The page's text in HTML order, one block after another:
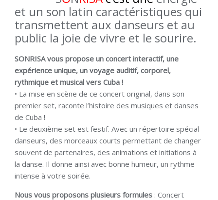
et un son latin caractéristiques qui
transmettent aux danseurs et au
public la joie de vivre et le sourire.
SONRISA vous propose un concert interactif, une
expérience unique, un voyage auditif, corporel,
rythmique et musical vers Cuba !
• La mise en scène de ce concert original, dans son
premier set, raconte l’histoire des musiques et danses
de Cuba !
• Le deuxième set est festif. Avec un répertoire spécial
danseurs, des morceaux courts permettant de changer
souvent de partenaires, des animations et initiations à
la danse. Il donne ainsi avec bonne humeur, un rythme
intense à votre soirée.
Nous vous proposons plusieurs formules : Concert